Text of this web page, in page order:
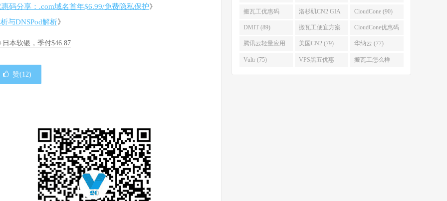
码分享：.com域名首年$6.99/免费隐私保护》
与DNSPod解析》
本软银，季付$46.87
赞(12)
(93)
搬瓦工优惠码
(92)
洛杉矶CN2 GIA
(92)
CloudCone (90)
DMIT (89) 搬瓦工便宜方案
(86)
CloudCone优惠码
(82)
腾讯云轻量应用
服务器 (82)
美国CN2 (79) 华纳云 (77)
Vultr (75) VPS黑五优惠 搬瓦工怎么样